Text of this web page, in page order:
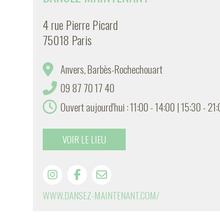
4 rue Pierre Picard
75018 Paris
Anvers, Barbès-Rochechouart
09 87 70 17 40
Ouvert aujourd'hui : 11:00 - 14:00 | 15:30 -
VOIR LE LIEU
WWW.DANSEZ-MAINTENANT.COM/